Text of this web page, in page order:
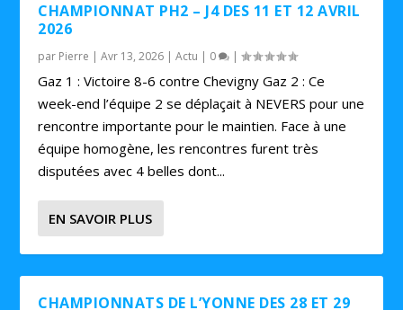
CHAMPIONNAT PH2 – J4 DES 11 ET 12 AVRIL
2026
par Pierre |Avr 13, 2026 |Actu | 0 |
Gaz 1 : Victoire 8-6 contre Chevigny Gaz 2 : Ce
week-end l’équipe 2 se déplaçait à NEVERS pour une
rencontre importante pour le maintien. Face à une
équipe homogène, les rencontres furent très
disputées avec 4 belles dont...
EN SAVOIR PLUS
CHAMPIONNATS DE L’YONNE DES 28 ET 29